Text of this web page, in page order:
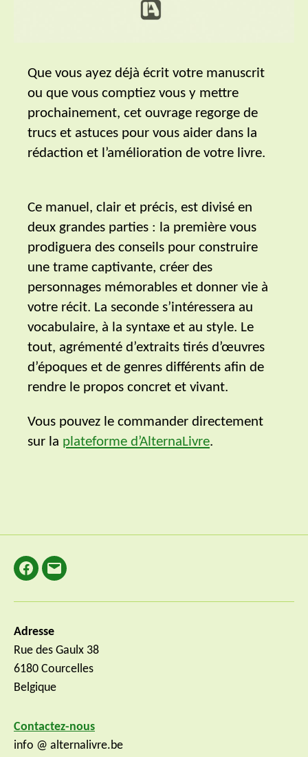
Que vous ayez déjà écrit votre manuscrit
ou que vous comptiez vous y mettre
prochainement, cet ouvrage regorge de
trucs et astuces pour vous aider dans la
rédaction et l’amélioration de votre livre.
Ce manuel, clair et précis, est divisé en
deux grandes parties : la première vous
prodiguera des conseils pour construire
une trame captivante, créer des
personnages mémorables et donner vie à
votre récit. La seconde s’intéressera au
vocabulaire, à la syntaxe et au style. Le
tout, agrémenté d’extraits tirés d’œuvres
d’époques et de genres différents afin de
rendre le propos concret et vivant.
Vous pouvez le commander directement
sur la plateforme d’AlternaLivre.
Facebook
E-
Adresse
Rue des Gaulx 38
6180 Courcelles
Belgique
Contactez-nous
info @ alternalivre.be